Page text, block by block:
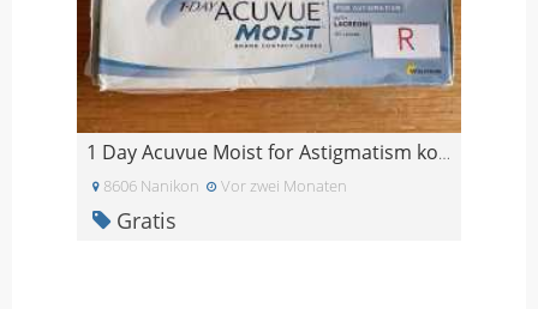
1 Day Acuvue Moist for Astigmatism kostenlos abzu
8606 Nanikon Vor zwei Monaten
Gratis